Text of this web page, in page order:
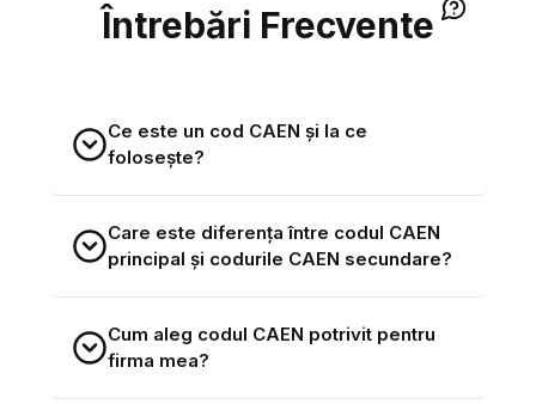
Întrebări Frecvente
Ce este un cod CAEN și la ce
folosește?
Care este diferența între codul CAEN
principal și codurile CAEN secundare?
Cum aleg codul CAEN potrivit pentru
firma mea?